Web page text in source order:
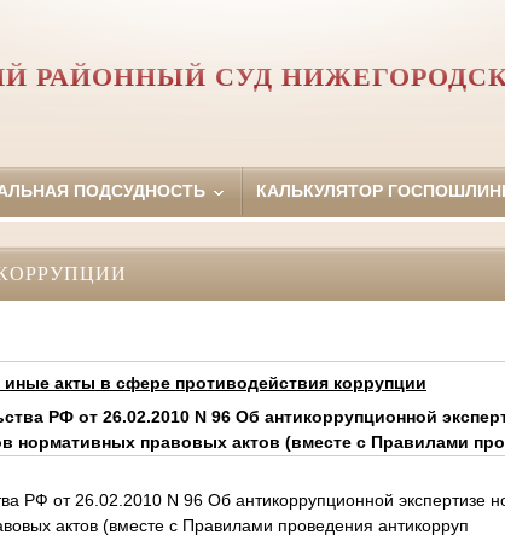
РАЙОННЫЙ СУД
ПОДСУДНОСТЬ КАЛЬКУЛЯТОР
акты в сфере противодействия коррупции
РФ от 26.02.2010 N 96 Об антикоррупционной
нормативных правовых актов (вместе с Правилами
РФ от 26.02.2010 N 96 Об антикоррупционной экспертизе
актов (вместе с Правилами проведения антикорруп